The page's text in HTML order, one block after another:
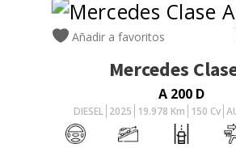
Añadir a favoritos
Mercedes
A 200 D
DIESEL 2025 19.978 Km 150 Cv